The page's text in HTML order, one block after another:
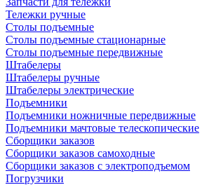
Тележки ручные
Столы подъемные
Столы подъемные стационарные
Столы подъемные передвижные
Штабелеры
Штабелеры ручные
Штабелеры электрические
Подъемники
Подъемники ножничные передвижные
Подъемники мачтовые телескопические
Сборщики заказов
Сборщики заказов самоходные
Сборщики заказов с электроподъемом
Погрузчики